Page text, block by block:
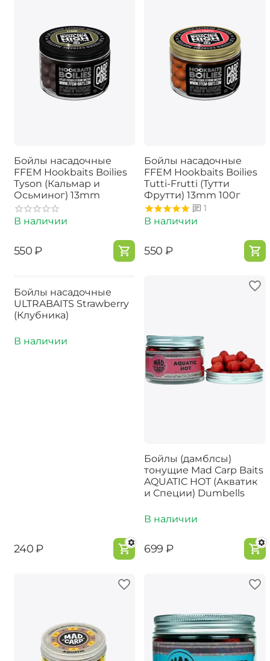
Бойлы насадочные
FFEM Hookbaits Boilies
Tyson (Кальмар и
Осьминог) 13mm
В наличии
‍550‍ ₽
Бойлы насадочные
FFEM Hookbaits Boilies
Tutti-Frutti (Тутти
Фрутти) 13mm 100г
1
В наличии
‍550‍ ₽
Бойлы насадочные
ULTRABAITS Strawberry
(Клубника)
В наличии
‍240‍ ₽
Бойлы (дамблсы)
тонущие Mad Carp Baits
AQUATIC HOT (Акватик
и Специи) Dumbells
В наличии
‍699‍ ₽